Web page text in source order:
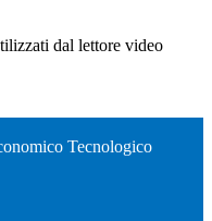
dal lettore video
Tecnologico